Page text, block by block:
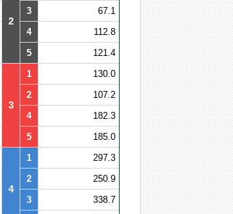
2
3
67.1
4
112.8
5 121.4
3
1
130.0
2
107.2
4
182.3
5 185.0
4
1
297.3
2
250.9
3
338.7